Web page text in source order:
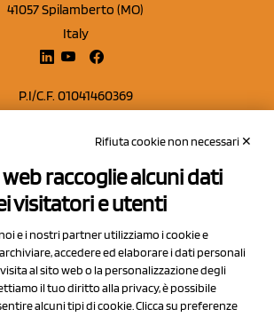
41057 Spilamberto (MO)
Italy
P.I/C.F. 01041460369
sociale Euro 50.000,00 i.v.
Contatti
Privacy Policy
Cookie Policy
Chi Siamo
Rifiuta cookie non necessari ✕
raccoglie alcuni dati
visitatori e utenti
e i nostri partner utilizziamo i cookie e
accedere ed elaborare i dati personali
al sito web o la personalizzazione degli
il tuo diritto alla privacy, è possibile
alcuni tipi di cookie. Clicca su preferenze